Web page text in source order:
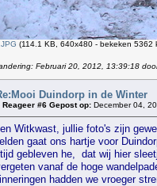
(114.1 KB, 640x480 - bekeken 5362
Februari 20, 2012, 13:39:18
Duindorp in de Winter
Reageer #6 Gepost op: December 04,
Witkwast, jullie foto's zijn
gaat ons hartje voor
gebleven he, dat wij hier
vanaf de hoge
hadden we vroeger